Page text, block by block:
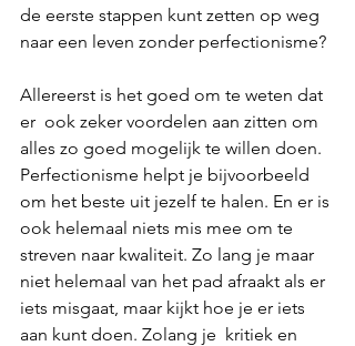
de eerste stappen kunt zetten op weg
naar een leven zonder perfectionisme?
Allereerst is het goed om te weten dat
er  ook zeker voordelen aan zitten om
alles zo goed mogelijk te willen doen.
Perfectionisme helpt je bijvoorbeeld
om het beste uit jezelf te halen. En er is
ook helemaal niets mis mee om te
streven naar kwaliteit. Zo lang je maar
niet helemaal van het pad afraakt als er
iets misgaat, maar kijkt hoe je er iets
aan kunt doen. Zolang je  kritiek en